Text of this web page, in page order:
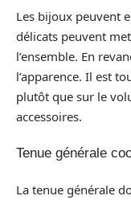
Les bijoux peuvent
délicats peuvent
l’ensemble. En
l’apparence. Il est
plutôt que sur le
accessoires.
Tenue générale
La tenue générale